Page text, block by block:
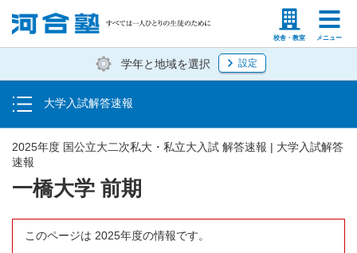
校舎・教室 メニュー
塾生の方 高等学校の先生
学年と地域を選択 設定
大学入試解答速報
トップ
大学入学共通テスト速報
国立大二次試験・私立大入試解答速報
一橋大学 前期
2025年度 国公立大二次私大・私立大入試 解答速報 | 大学入試解答
速報
このページは 2025年度の情報です。